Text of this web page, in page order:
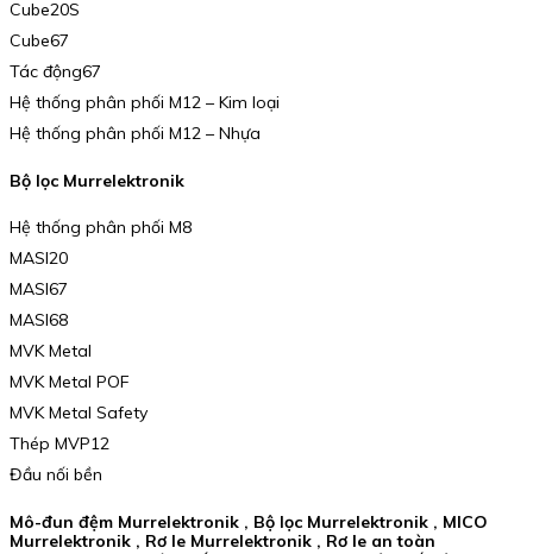
Cube20S
Cube67
Tác động67
Hệ thống phân phối M12 – Kim loại
Hệ thống phân phối M12 – Nhựa
Bộ lọc Murrelektronik
Hệ thống phân phối M8
MASI20
MASI67
MASI68
MVK Metal
MVK Metal POF
MVK Metal Safety
Thép MVP12
Đầu nối bền
Mô-đun đệm Murrelektronik , Bộ lọc Murrelektronik , MICO
Murrelektronik , Rơ le Murrelektronik , Rơ le an toàn